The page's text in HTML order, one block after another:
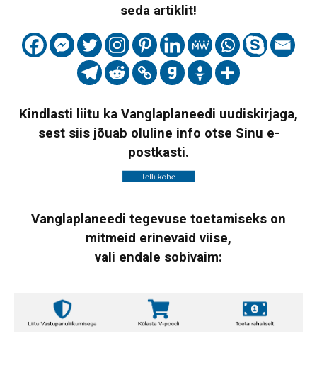
seda artiklit!
Kindlasti liitu ka Vanglaplaneedi uudiskirjaga,
sest siis jõuab oluline info otse Sinu e-
postkasti.
Vanglaplaneedi tegevuse toetamiseks on
mitmeid erinevaid viise,
vali endale sobivaim: